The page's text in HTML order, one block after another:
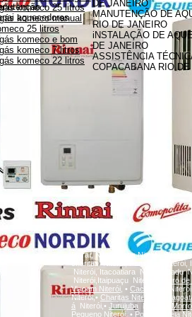
komeco 25 litros
komeco manual
25 litros
komeco e bom
komeco 7 litros
komeco 22 litros
DE JANEIRO
MANUTENÇÃO DE
RIO DE JANEIRO
iNSTALAÇÃO DE
DE JANEIRO
ASSISTÊNCIA
COPACABANA RIO
aquecedores
Icaraí, Niterói, ingaNiterói, Santa
charitas Niterói, Fonseca Niterói,
Niterói, Itacoatiara Niterói, Badu
Niterói,Itaipuaçu Niterói,
Bairro
Viagem Niterói, • Cachoeiras
Niterói,• Charitas Niterói,
á Niterói,• Jurujuba Niterói,•
Pequeno Niterói,• Ponta d'Areia